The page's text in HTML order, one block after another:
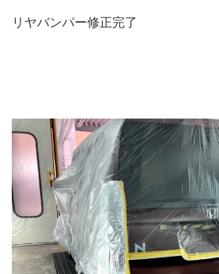
リヤバンパー修正完了